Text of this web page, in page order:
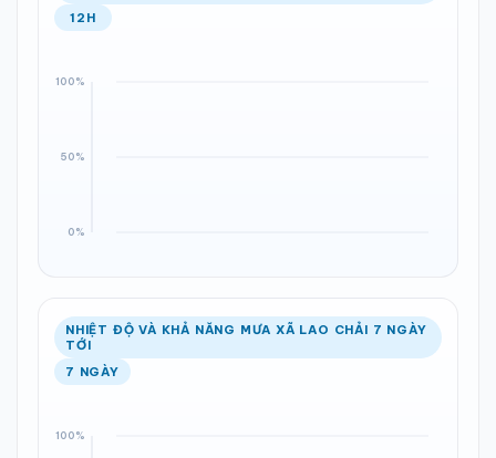
12H
NHIỆT ĐỘ VÀ KHẢ NĂNG MƯA XÃ LAO CHẢI 7 NGÀY
TỚI
7 NGÀY